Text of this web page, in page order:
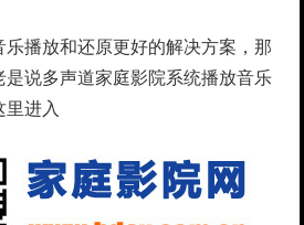
播放和还原更好的解决方案，那
是说多声道家庭影院系统播放音乐
里进入